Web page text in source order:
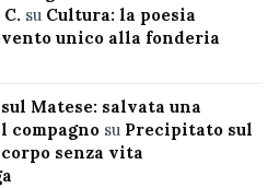
su Cultura: la poesia
unico alla fonderia
Matese: salvata una
compagno su Precipitato sul
senza vita